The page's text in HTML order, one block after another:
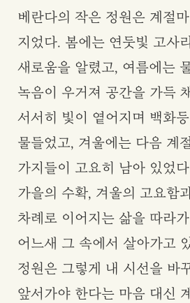
베란다의 작은 정원은 계절
지었다. 봄에는 연둣빛 고사
새로움을 알렸고, 여름에는
녹음이 우거져 공간을 가득
서서히 빛이 옅어지며 백화
물들었고, 겨울에는 다음 계
가지들이 고요히 남아 있었
가을의 수확, 겨울의 고요함
차례로 이어지는 삶을 따라
어느새 그 속에서 살아가고
정원은 그렇게 내 시선을 바
앞서가야 한다는 마음 대신